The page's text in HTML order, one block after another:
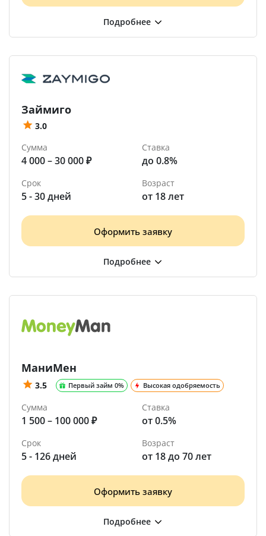
Займиго
3.0
Сумма
4 000 – 30 000 ₽
Ставка
до 0.8%
Срок
5 - 30 дней
Возраст
от 18 лет
Оформить заявку
МаниМен
3.5 Первый займ 0% Высокая одобряемость
Сумма
1 500 – 100 000 ₽
Ставка
от 0.5%
Срок
5 - 126 дней
Возраст
от 18 до 70 лет
Оформить заявку